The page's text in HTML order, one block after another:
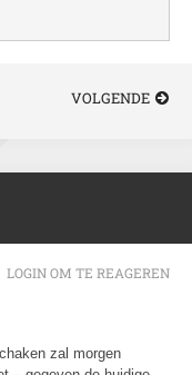
VOLGENDE
zal morgen
LOGIN OM TE REAGEREN